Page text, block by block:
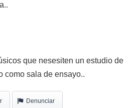
que nesesiten un estudio de
como sala de ensayo..
Denunciar